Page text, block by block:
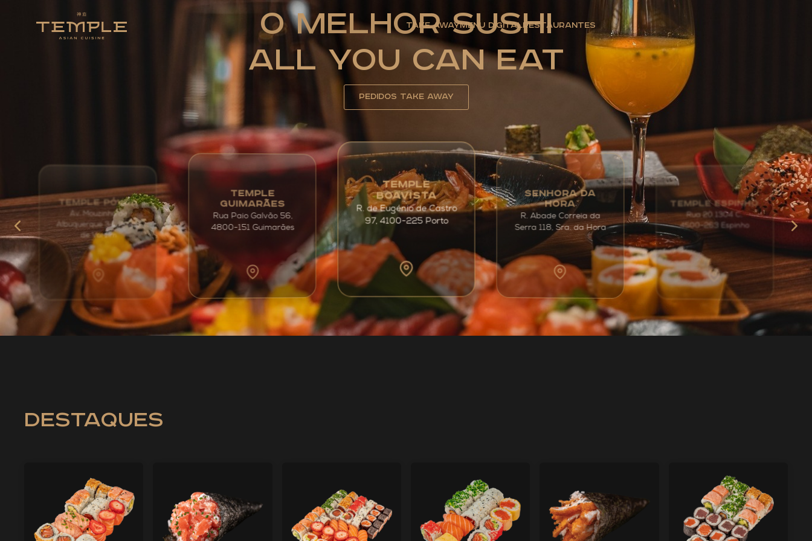
Take AwayMenu Digital Restaurantes
O Melhor Sushi
All You Can Eat
Pedidos Take away
TEMPLE PÓVOA
Av. Mouzinho de
Albuquerque 34, Póvoa
de Varzim
TEMPLE
GUIMARÃES
Rua Paio Galvão 56,
4800-151 Guimarães
TEMPLE
BOAVISTA
R. de Eugénio de Castro
97, 4100-225 Porto
SENHORA DA
HORA
R. Abade Correia da
Serra 118, Sra. da Hora
TEMPLE ESPINHO
Rua 20 1304 C,
4500-263 Espinho
destaques